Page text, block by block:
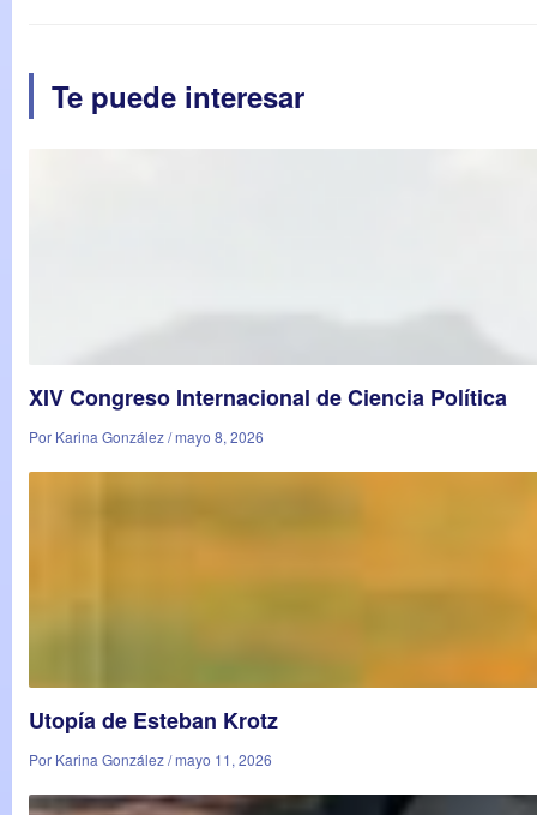
Te puede interesar
XIV Congreso Internacional de Ciencia Política
Por Karina González / mayo 8, 2026
Utopía de Esteban Krotz
Por Karina González / mayo 11, 2026